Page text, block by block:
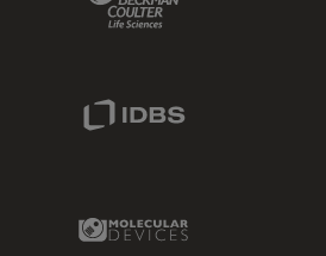
Molecular Devices Link